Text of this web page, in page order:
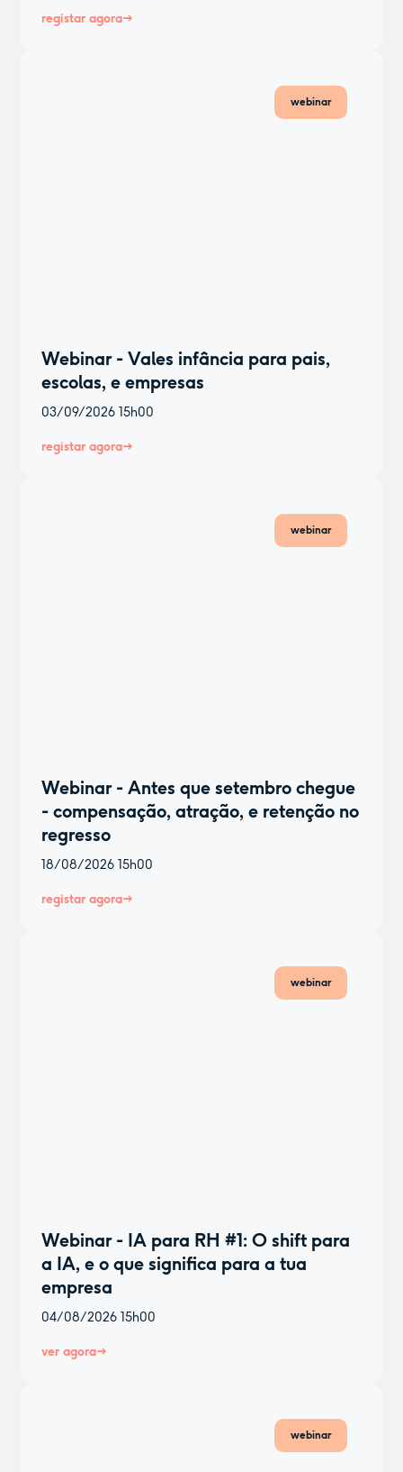
registar agora
webinar
Webinar - Vales infância para pais,
escolas, e empresas
03/09/202615h00
registar agora
webinar
Webinar - Antes que setembro chegue
- compensação, atração, e retenção no
regresso
18/08/202615h00
registar agora
webinar
Webinar - IA para RH #1: O shift para
a IA, e o que significa para a tua
empresa
04/08/202615h00
ver agora
webinar